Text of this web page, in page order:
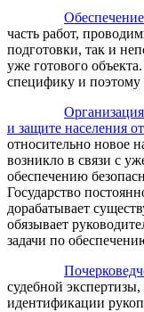
часть работ,
подготовки, так и
уже готового
специфику и поэтому
и защите населения
относительно новое
возникло в связи с
обеспечению
Государство
дорабатывает
обязывает
задачи по
судебной
идентификации